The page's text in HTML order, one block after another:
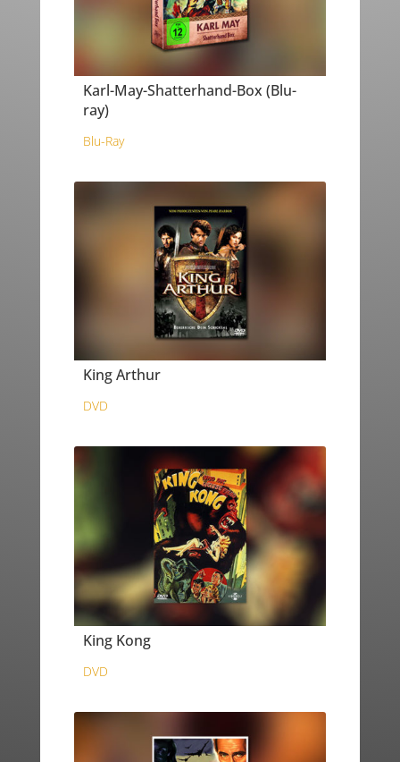
Karl-May-Shatterhand-Box (Blu-
ray)
Blu-Ray
King Arthur
DVD
King Kong
DVD